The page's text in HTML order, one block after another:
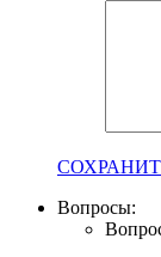
Вопросы: